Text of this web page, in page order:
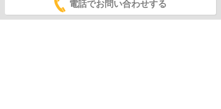
電話でお問い合わせする